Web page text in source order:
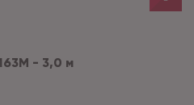
- 3,0 м